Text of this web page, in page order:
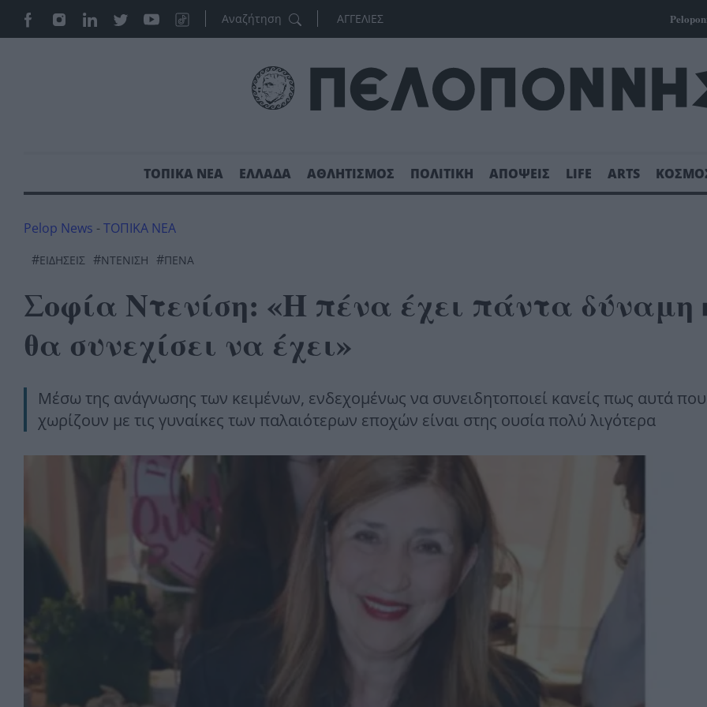
ΑΓΓΕΛΙΕΣ
ΤΟΠΙΚΑ ΝΕΑ ΕΛΛΑΔΑ ΑΘΛΗΤΙΣΜΟΣ ΠΟΛΙΤΙΚΗ ΑΠΟΨΕΙΣ LIFE ARTS
Pelop News -ΤΟΠΙΚΑ ΝΕΑ
#ΕΙΔΗΣΕΙΣ #ΝΤΕΝΙΣΗ #ΠΕΝΑ
Σοφία Ντενίση: «Η πένα έχει πάντα δύναμη
θα συνεχίσει να έχει»
Μέσω της ανάγνωσης των κειμένων, ενδεχομένως να συνειδητοποιεί κανείς πως αυτά
χωρίζουν με τις γυναίκες των παλαιότερων εποχών είναι στης ουσία πολύ λιγότερα